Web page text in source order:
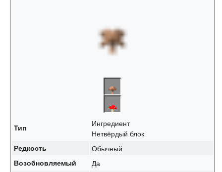
Тип
Ингредиент
Нетвёрдый блок
Редкость Обычный
Возобновляемый Да